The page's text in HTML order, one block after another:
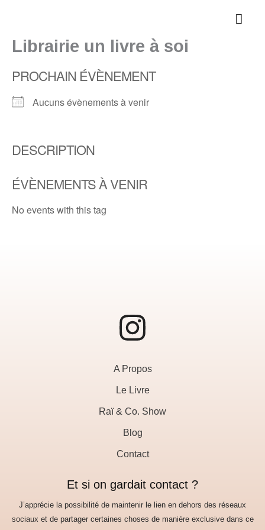
Librairie un livre à soi
PROCHAIN ÉVÈNEMENT
Aucuns évènements à venir
DESCRIPTION
ÉVÈNEMENTS À VENIR
No events with this tag
I
n
s
t
a
g
r
A Propos
Le Livre
Raï & Co. Show
Blog
Contact
Et si on gardait contact ?
J’apprécie la possibilité de maintenir le lien en dehors des réseaux
sociaux et de partager certaines choses de manière exclusive dans ce